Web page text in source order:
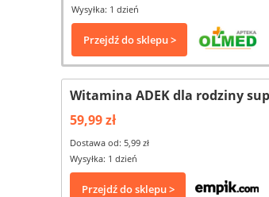
Wysyłka: 1 dzień
Przejdź do sklepu >
Witamina ADEK dla rodziny
59,99 zł
Dostawa od: 5,99 zł
Wysyłka: 1 dzień
Przejdź do sklepu >